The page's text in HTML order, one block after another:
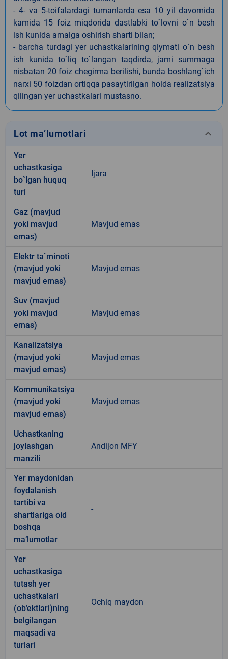
- 4- va 5-toifalardagi tumanlarda esa 10 yil davomida
kamida 15 foiz miqdorida dastlabki to`lovni o`n besh
ish kunida amalga oshirish sharti bilan;
- barcha turdagi yer uchastkalarining qiymati o`n besh
ish kunida to`liq to`langan taqdirda, jami summaga
nisbatan 20 foiz chegirma berilishi, bunda boshlang`ich
narxi 50 foizdan ortiqqa pasaytirilgan holda realizatsiya
qilingan yer uchastkalari mustasno.
Lot ma’lumotlari keyboard_arrow_down
Yer
uchastkasiga
bo`lgan huquq
turi
Ijara
Gaz (mavjud
yoki mavjud
emas)
Mavjud emas
Elektr ta`minoti
(mavjud yoki
mavjud emas)
Mavjud emas
Suv (mavjud
yoki mavjud
emas)
Mavjud emas
Kanalizatsiya
(mavjud yoki
mavjud emas)
Mavjud emas
Kommunikatsiya
(mavjud yoki
mavjud emas)
Mavjud emas
Uchastkaning
joylashgan
manzili
Andijon MFY
Yer maydonidan
foydalanish
tartibi va
shartlariga oid
boshqa
ma’lumotlar
-
Yer
uchastkasiga
tutash yer
uchastkalari
(ob’ektlari)ning
belgilangan
maqsadi va
turlari
Ochiq maydon